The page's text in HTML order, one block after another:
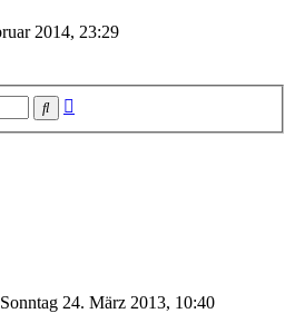
2014, 23:29
Suche
Sonntag 24. März 2013, 10:40